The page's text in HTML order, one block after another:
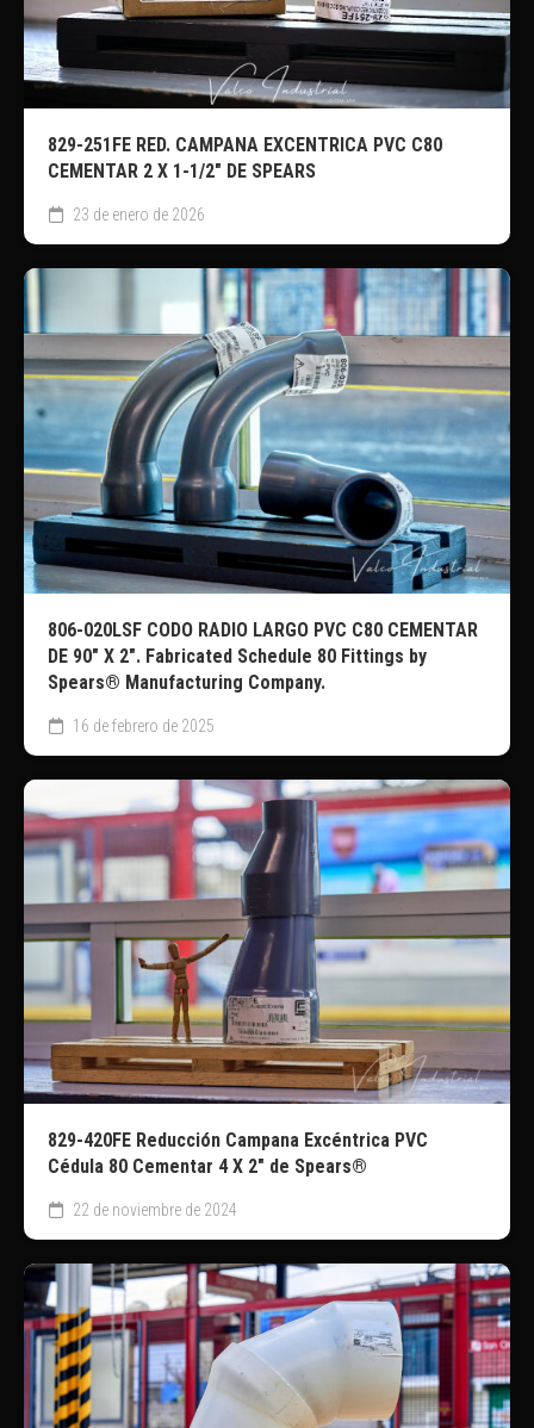
829-251FE RED. CAMPANA EXCENTRICA PVC C80
CEMENTAR 2 X 1-1/2″ DE SPEARS
23 de enero de 2026
806-020LSF CODO RADIO LARGO PVC C80 CEMENTAR
DE 90″ X 2″. Fabricated Schedule 80 Fittings by
Spears® Manufacturing Company.
16 de febrero de 2025
829-420FE Reducción Campana Excéntrica PVC
Cédula 80 Cementar 4 X 2″ de Spears®
22 de noviembre de 2024